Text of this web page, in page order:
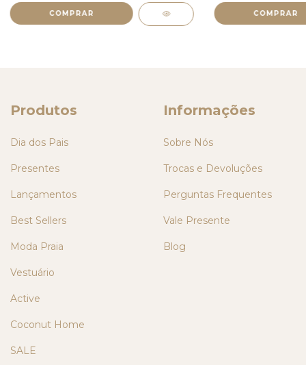
COMPRAR COMPRAR
Produtos
Dia dos Pais
Presentes
Lançamentos
Best Sellers
Moda Praia
Vestuário
Active
Coconut Home
SALE
Informações
Sobre Nós
Trocas e Devoluções
Perguntas Frequentes
Vale Presente
Blog